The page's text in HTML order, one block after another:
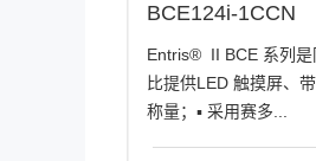
BCE124i-1CCN
Entris® II BCE 系列是
比提供LED 触摸屏、
称量；▪ 采用赛多...